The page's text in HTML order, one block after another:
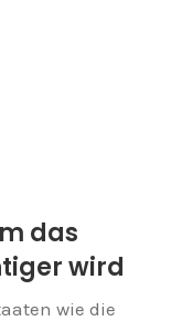
das
wird
wie die